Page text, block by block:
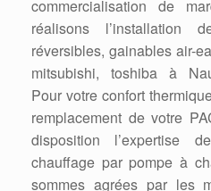
commercialisation de
réalisons l’installation
réversibles, gainables air-
mitsubishi, toshiba à
Pour votre confort
remplacement de votre
disposition l’expertise
chauffage par pompe à
sommes agrées par les